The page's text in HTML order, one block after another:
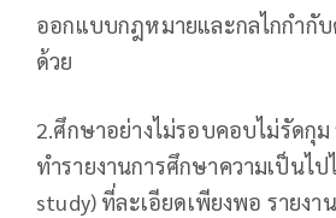
ออกแบบกฎหมายและกลไกกำกั
ด้วย
2.ศึกษาอย่างไม่รอบคอบไม่รัดกุม
ทำรายงานการศึกษาความเป็นไ
study) ที่ละเอียดเพียงพอ รายง